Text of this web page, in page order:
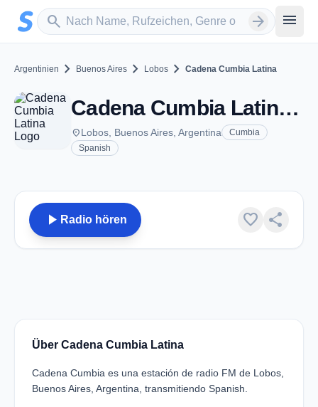
Zum Hauptinhalt springen
search
Sender suchen arrow_forward menu
Argentinien chevron_right Buenos Aires chevron_right Lobos chevron_right Cadena Cumbia Latina
Cadena Cumbia Latina - FM 89.3 - Lobos
placeLobos, Buenos Aires, Argentina
Cumbia
Spanish
play_arrow Radio hören favorite share
Über Cadena Cumbia Latina
Cadena Cumbia es una estación de radio FM de Lobos,
Buenos Aires, Argentina, transmitiendo Spanish.